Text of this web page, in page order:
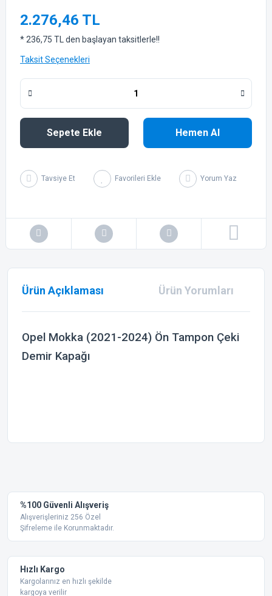
2.276,46 TL
* 236,75 TL den başlayan taksitlerle!!
Taksit Seçenekleri
Sepete Ekle Hemen Al
Tavsiye Et Yorum Yaz
Ürün Açıklaması Ürün Yorumları
Opel Mokka (2021-2024) Ön Tampon Çeki
Demir Kapağı
Ürün resmi kalitesiz, bozuk veya görüntülenemiyor.
Ürün açıklamasında eksik bilgiler bulunuyor.
Bu ürüne benzer farklı alternatifler olmalı.
%100 Güvenli Alışveriş
Alışverişleriniz 256 Özel
Şifreleme ile Korunmaktadır.
Hızlı Kargo
Kargolarınız en hızlı şekilde
kargoya verilir